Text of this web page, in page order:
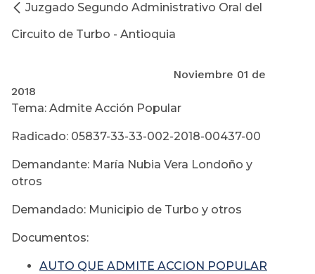
Juzgado Segundo Administrativo Oral del
Circuito de Turbo - Antioquia
Noviembre 01 de
2018
Tema: Admite Acción Popular
Radicado: 05837-33-33-002-2018-00437-00
Demandante: María Nubia Vera Londoño y
otros
Demandado: Municipio de Turbo y otros
Documentos:
AUTO QUE ADMITE ACCION POPULAR